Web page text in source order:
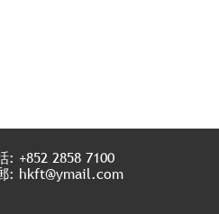
: +852 2858 7100
: hkft@ymail.com